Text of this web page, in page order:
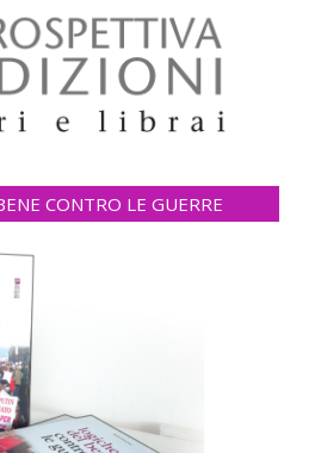
CONTRO LE GUERRE